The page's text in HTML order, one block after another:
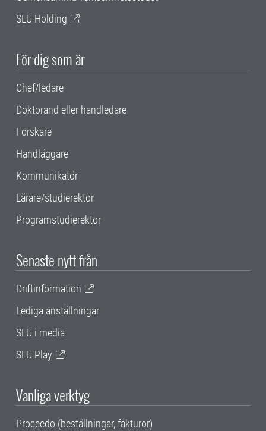
SLU Holding
För dig som är
Chef/ledare
Doktorand eller handledare
Forskare
Handläggare
Kommunikatör
Lärare/studierektor
Programstudierektor
Senaste nytt från
Driftinformation
Lediga anställningar
SLU i media
SLU Play
Vanliga verktyg
Proceedo (beställningar, fakturor)